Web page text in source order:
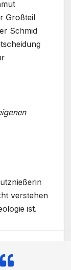
Großteil
Schmid
verstehen
ist.